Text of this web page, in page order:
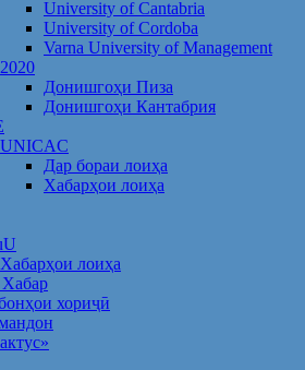
University of Cantabria
University of Cordoba
Varna University of Management
2020
Донишгоҳи Пиза
Донишгоҳи Кантабрия
UNICAC
Дар бораи лоиҳа
Хабарҳои лоиҳа
Хабарҳои лоиҳа
хориҷӣ